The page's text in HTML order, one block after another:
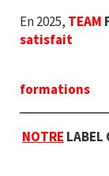
En 2025, TEAM
satisfait
formations
NOTRE LABEL